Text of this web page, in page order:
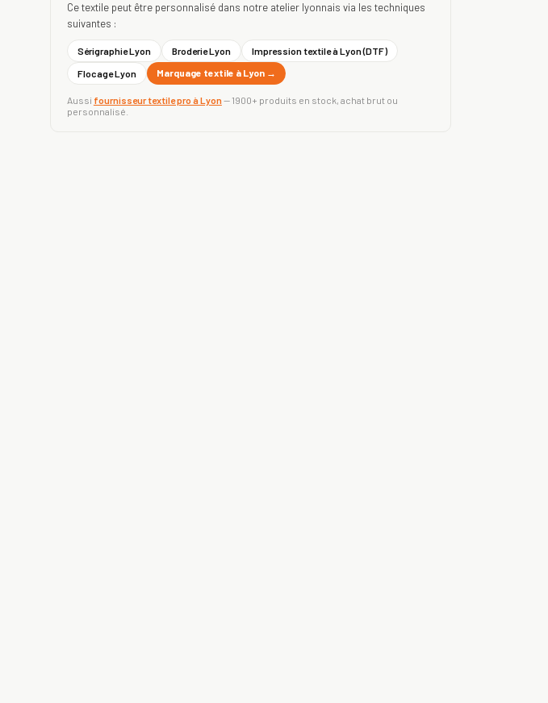
Ce textile peut être personnalisé dans notre atelier lyonnais via les techniques
suivantes :
Sérigraphie Lyon Broderie Lyon
Impression textile à Lyon (DTF)
Flocage Lyon
Marquage textile à Lyon →
Aussi fournisseur textile pro à Lyon— 1900+ produits en stock, achat brut ou
personnalisé.